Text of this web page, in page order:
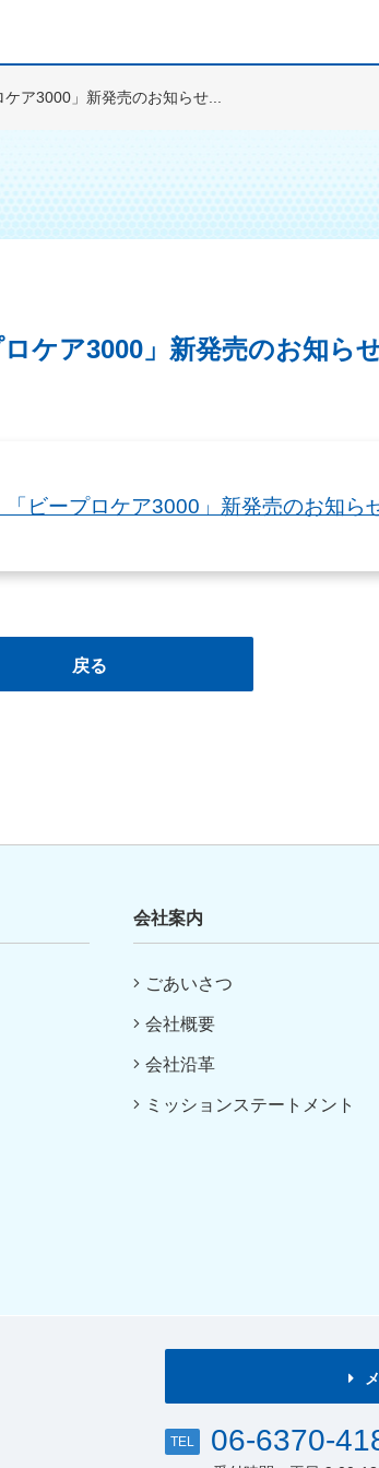
ア3000」新発売のお知らせ...
ケア3000」新発売のお知ら
「ビープロケア3000」新発売のお知ら
戻る
会社案内
ごあいさつ
会社概要
会社沿革
ミッションステートメント
TEL 06-6370-